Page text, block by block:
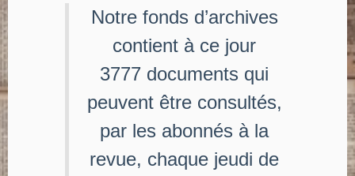
Notre fonds d’archives
contient à ce jour
3777 documents qui
peuvent être consultés,
par les abonnés à la
revue, chaque jeudi de